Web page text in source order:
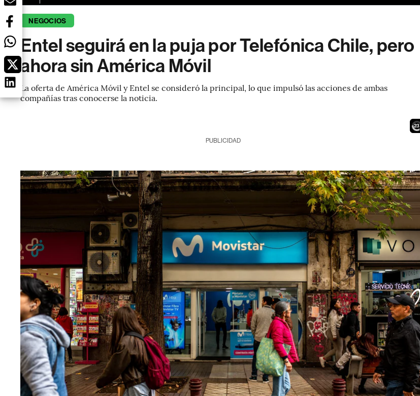
NEGOCIOS
Entel seguirá en la puja por Telefónica Chile, pero
ahora sin América Móvil
La oferta de América Móvil y Entel se consideró la principal, lo que impulsó las acciones de ambas
compañías tras conocerse la noticia.
21
PUBLICIDAD